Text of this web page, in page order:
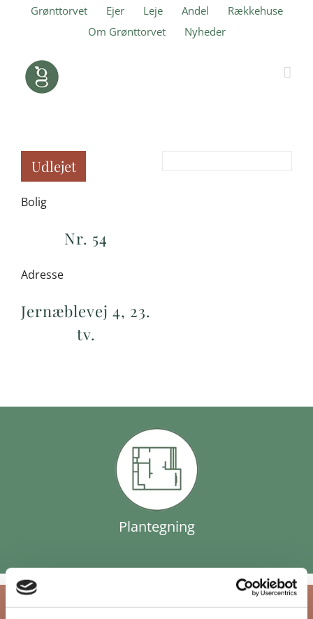
Grønttorvet Ejer Leje Andel
Rækkehuse
Om Grønttorvet
Nyheder
Udlejet
Bolig
Nr. 54
Adresse
Jernæblevej 4, 23.
tv.
Plantegning